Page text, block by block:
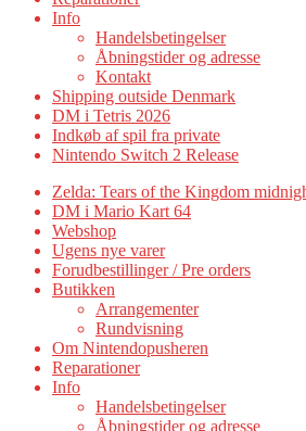
Info
Handelsbetingelser
Åbningstider og adresse
Kontakt
Shipping outside Denmark
DM i Tetris 2026
Indkøb af spil fra private
Nintendo Switch 2 Release
Zelda: Tears of the Kingdom
DM i Mario Kart 64
Webshop
Ugens nye varer
Forudbestillinger / Pre orders
Butikken
Arrangementer
Rundvisning
Om Nintendopusheren
Reparationer
Info
Handelsbetingelser
Åbningstider og adresse